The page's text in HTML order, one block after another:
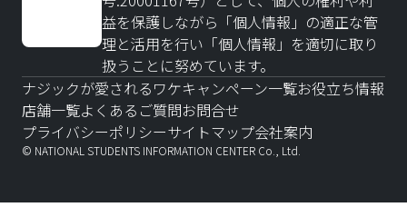
益を保護しながら「個人情報」の適正な管
理と活用を行い「個人情報」を適切に取り
扱うことに努めています。
ナジックが愛されるワケキャンペーン一覧お役立ち情報
店舗一覧よくあるご質問お問合せ
プライバシーポリシーサイトマップ会社案内
© NATIONAL STUDENTS INFORMATION CENTER Co., Ltd.